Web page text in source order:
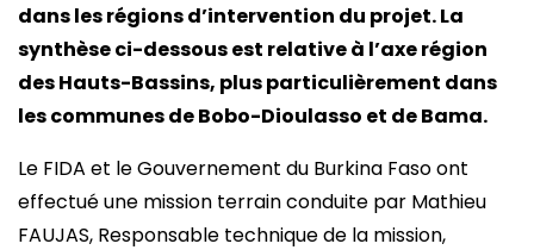
dans les régions d’intervention du projet. La
synthèse ci-dessous est relative à l’axe région
des Hauts-Bassins, plus particulièrement dans
les communes de Bobo-Dioulasso et de Bama.
Le FIDA et le Gouvernement du Burkina Faso ont
effectué une mission terrain conduite par Mathieu
FAUJAS, Responsable technique de la mission,